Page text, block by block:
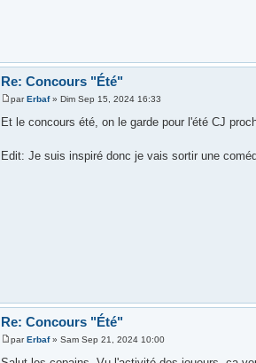
Re: Concours "Été"
parErbaf» Dim Sep 15, 2024 16:33
Et le concours été, on le garde pour l'été CJ
Edit: Je suis inspiré donc je vais sortir une
Re: Concours "Été"
parErbaf» Sam Sep 21, 2024 10:00